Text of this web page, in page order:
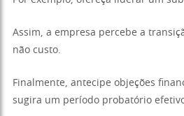
Assim, a empresa percebe a
não custo.
Finalmente, antecipe objeções
sugira um período probatório